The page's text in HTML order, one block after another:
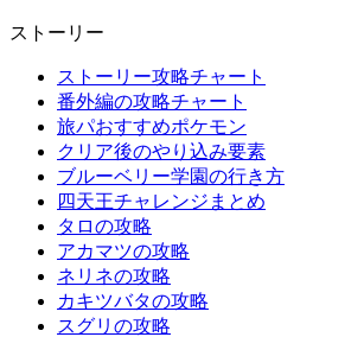
ストーリー
ストーリー攻略チャート
番外編の攻略チャート
旅パおすすめポケモン
クリア後のやり込み要素
ブルーベリー学園の行き方
四天王チャレンジまとめ
タロの攻略
アカマツの攻略
ネリネの攻略
カキツバタの攻略
スグリの攻略